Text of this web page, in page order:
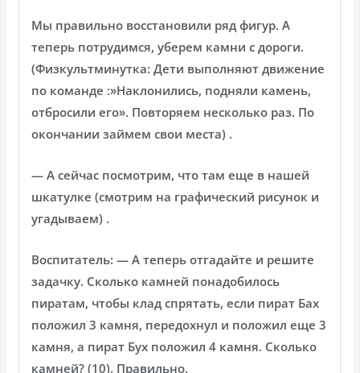
Мы правильно восстановили ряд фигур. А
теперь потрудимся, уберем камни с дороги.
(Физкультминутка: Дети выполняют движение
по команде :»Наклонились, подняли камень,
отбросили его». Повторяем несколько раз. По
окончании займем свои места) .
— А сейчас посмотрим, что там еще в нашей
шкатулке (смотрим на графический рисунок и
угадываем) .
Воспитатель: — А теперь отгадайте и решите
задачку. Сколько камней понадобилось
пиратам, чтобы клад спрятать, если пират Бах
положил 3 камня, передохнул и положил еще 3
камня, а пират Бух положил 4 камня. Сколько
камней? (10). Правильно.